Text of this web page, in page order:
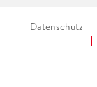
Datenschutz